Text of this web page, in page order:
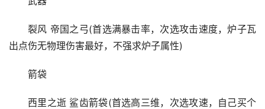
裂风 帝国之弓(首选满暴击率，次选攻击速度，炉子瓦
出点伤无物理伤害最好，不强求炉子属性)
箭袋
西里之逝 鲨齿箭袋(首选高三维，次选攻速，自己买个